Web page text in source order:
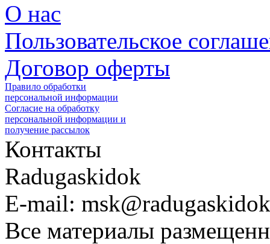
О нас
Пользовательское
Договор оферты
Правило обработки
персональной информации
Согласие на обработку
персональной информации и
получение рассылок
Контакты
Radugaskidok
E-mail:
Все материалы